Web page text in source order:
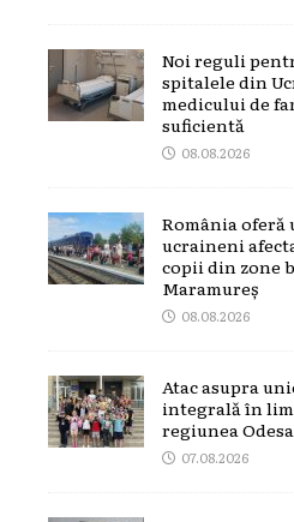
Noi reguli
spitalele din
medicului de
suficientă
08.08.2026
România
ucraineni
copii din zone
Maramureș
08.08.2026
Atac asupra
integrală în
regiunea Odesa
07.08.2026